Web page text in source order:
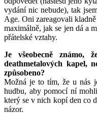
vydání nic nebude), tak
Age. Oni zareagovali
maximálně, jak se jen dá a
přátelské vztahy.
Je všeobecně známo,
deathmetalových kapel,
způsobeno?
Možná je to tím, že u nás
hudbu, aby pomocí ní
který se v nich kopí den co
názor.